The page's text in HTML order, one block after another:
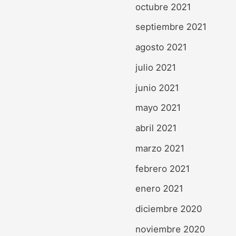
octubre 2021
septiembre 2021
agosto 2021
julio 2021
junio 2021
mayo 2021
abril 2021
marzo 2021
febrero 2021
enero 2021
diciembre 2020
noviembre 2020